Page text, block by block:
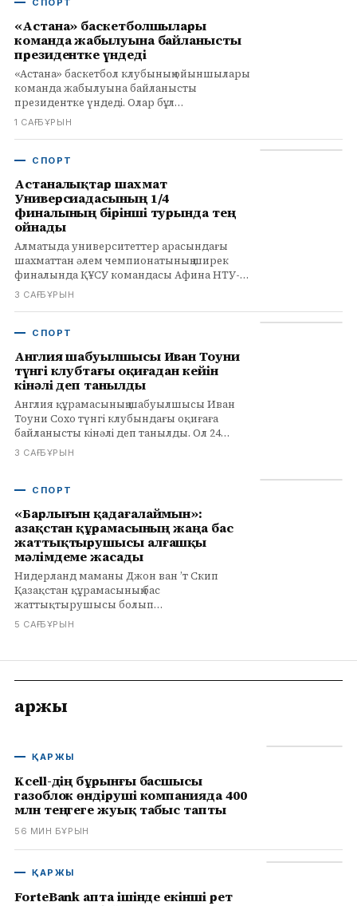
СПОРТ
«Астана» баскетболшылары
команда жабылуына байланысты
президентке үндеді
«Астана» баскетбол клубының ойыншылары
команда жабылуына байланысты
президентке үндеді. Олар бұл
қазақстандық баскетболға соққы екенін
1 САҒ БҰРЫН
СПОРТ
Астаналықтар шахмат
Универсиадасының 1/4
финалының бірінші турында тең
ойнады
Алматыда университеттер арасындағы
шахматтан әлем чемпионатының ширек
финалында ҚҰСУ командасы Афина НТУ-
мен тең ойнады. Қазыбек Нөгербек пен
3 САҒ БҰРЫН
СПОРТ
Англия шабуылшысы Иван Тоуни
түнгі клубтағы оқиғадан кейін
кінәлі деп танылды
Англия құрамасының шабуылшысы Иван
Тоуни Сохо түнгі клубындағы оқиғаға
байланысты кінәлі деп танылды. Ол 24
қыркүйекте сотқа келуі тиіс. Толығырақ
3 САҒ БҰРЫН
СПОРТ
«Барлығын қадағалаймын»:
Қазақстан құрамасының жаңа бас
жаттықтырушысы алғашқы
мәлімдеме жасады
Нидерланд маманы Джон ван ’т Скип
Қазақстан құрамасының бас
жаттықтырушысы болып
тағайындалғаннан кейін алғашқы
5 САҒ БҰРЫН
Қаржы
ҚАРЖЫ
Kcell-дің бұрынғы басшысы
газоблок өндіруші компанияда 400
млн теңгеге жуық табыс тапты
56 МИН БҰРЫН
ҚАРЖЫ
ForteBank апта ішінде екінші рет